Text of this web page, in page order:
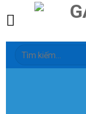
to
content
Tìm